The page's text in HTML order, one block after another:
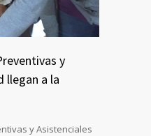
y
llegan a la
y Asistenciales